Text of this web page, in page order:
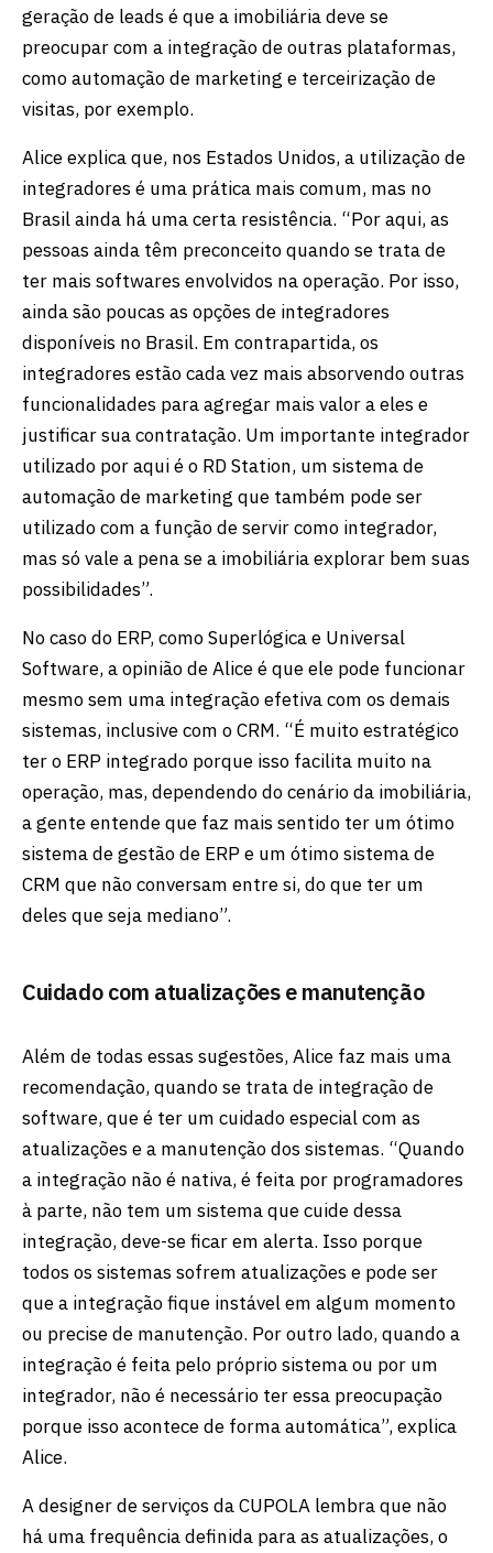
geração de leads é que a imobiliária deve se
preocupar com a integração de outras plataformas,
como automação de marketing e terceirização de
visitas, por exemplo.
Alice explica que, nos Estados Unidos, a utilização de
integradores é uma prática mais comum, mas no
Brasil ainda há uma certa resistência. “Por aqui, as
pessoas ainda têm preconceito quando se trata de
ter mais softwares envolvidos na operação. Por isso,
ainda são poucas as opções de integradores
disponíveis no Brasil. Em contrapartida, os
integradores estão cada vez mais absorvendo outras
funcionalidades para agregar mais valor a eles e
justificar sua contratação. Um importante integrador
utilizado por aqui é o RD Station, um sistema de
automação de marketing que também pode ser
utilizado com a função de servir como integrador,
mas só vale a pena se a imobiliária explorar bem suas
possibilidades”.
No caso do ERP, como Superlógica e Universal
Software, a opinião de Alice é que ele pode funcionar
mesmo sem uma integração efetiva com os demais
sistemas, inclusive com o CRM. “É muito estratégico
ter o ERP integrado porque isso facilita muito na
operação, mas, dependendo do cenário da imobiliária,
a gente entende que faz mais sentido ter um ótimo
sistema de gestão de ERP e um ótimo sistema de
CRM que não conversam entre si, do que ter um
deles que seja mediano”.
Cuidado com atualizações e manutenção
Além de todas essas sugestões, Alice faz mais uma
recomendação, quando se trata de integração de
software, que é ter um cuidado especial com as
atualizações e a manutenção dos sistemas. “Quando
a integração não é nativa, é feita por programadores
à parte, não tem um sistema que cuide dessa
integração, deve-se ficar em alerta. Isso porque
todos os sistemas sofrem atualizações e pode ser
que a integração fique instável em algum momento
ou precise de manutenção. Por outro lado, quando a
integração é feita pelo próprio sistema ou por um
integrador, não é necessário ter essa preocupação
porque isso acontece de forma automática”, explica
Alice.
A designer de serviços da CUPOLA lembra que não
há uma frequência definida para as atualizações, o